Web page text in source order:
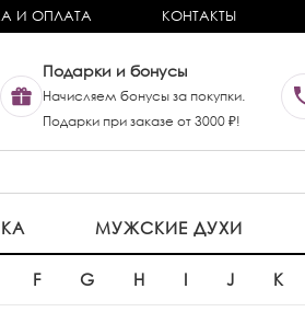
И ОПЛАТА КОНТАКТЫ
Подарки и бонусы
Начисляем бонусы за покупки.
Подарки при заказе от 3000 ₽!
МУЖСКИЕ ДУХИ
F G H I J K